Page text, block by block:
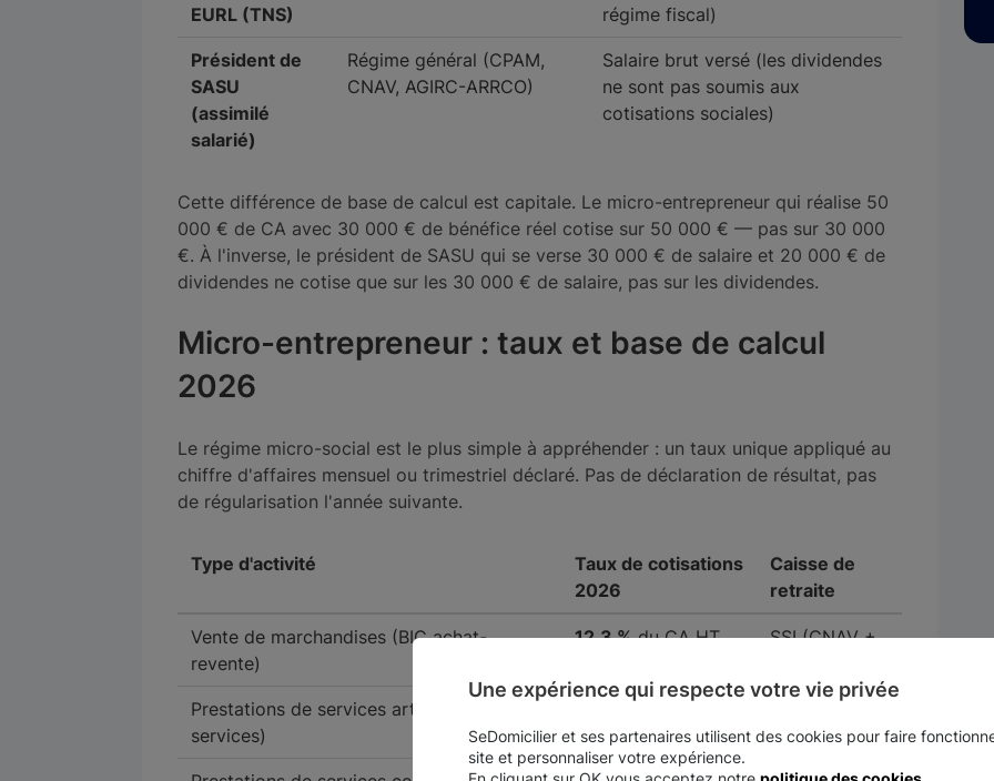
EURL (TNS)
régime fiscal)
Président de
SASU
(assimilé
salarié)
Régime général (CPAM,
CNAV, AGIRC-ARRCO)
Salaire brut versé (les dividendes
ne sont pas soumis aux
cotisations sociales)
Cette différence de base de calcul est capitale. Le micro-entrepreneur qui réalise 50
000 € de CA avec 30 000 € de bénéfice réel cotise sur 50 000 € — pas sur 30 000
€. À l'inverse, le président de SASU qui se verse 30 000 € de salaire et 20 000 € de
dividendes ne cotise que sur les 30 000 € de salaire, pas sur les dividendes.
Micro-entrepreneur : taux et base de calcul
2026
Le régime micro-social est le plus simple à appréhender : un taux unique appliqué au
chiffre d'affaires mensuel ou trimestriel déclaré. Pas de déclaration de résultat, pas
de régularisation l'année suivante.
Type d'activité
Taux de cotisations
2026
Caisse de
retraite
Vente de marchandises (BIC achat-
revente)
12,3 %du CA HT
SSI (CNAV +
Prestations de services artisanales (BIC
services)
RCI)
Une expérience qui respecte votre vie privée
SeDomicilier et ses partenaires utilisent des cookies pour faire
site et personnaliser votre expérience.